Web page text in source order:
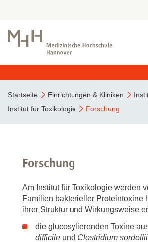
Startseite Einrichtungen & Kliniken
Institut für Toxikologie
Forschung
Forschung
Am Institut für Toxikologie werden
Familien bakterieller Proteintoxine
ihrer Struktur und Wirkungsweise
die glucosylierenden Toxine
difficile und Clostridium sordellii